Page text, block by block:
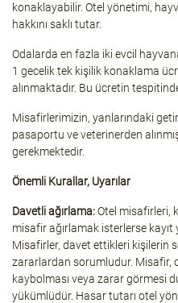
konaklayabilir. Otel yönetimi,
hakkını saklı tutar.
Odalarda en fazla iki evcil
1 gecelik tek kişilik konaklama
alınmaktadır. Bu ücretin
Misafirlerimizin, yanlarındaki
pasaportu ve veterinerden
gerekmektedir.
Önemli Kurallar, Uyarılar
Davetli ağırlama:Otel misafirleri,
misafir ağırlamak isterlerse
Misafirler, davet ettikleri kişilerin
zararlardan sorumludur. Misafir,
kaybolması veya zarar görmesi
yükümlüdür. Hasar tutarı otel